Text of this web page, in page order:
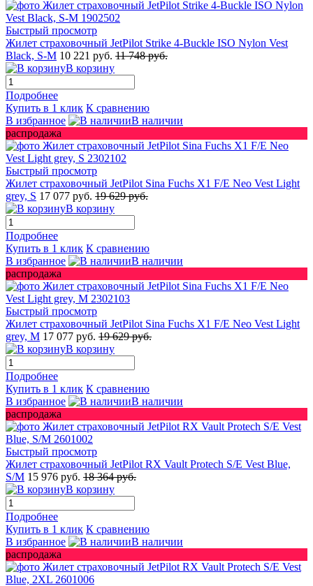
Быстрый просмотр
Жилет страховочный JetPilot Strike 4-Buckle ISO Nylon Vest
Black, S-M 10 221 руб. 11 748 руб.
В корзину
Подробнее
Купить в 1 клик К сравнению
В избранное
В наличии
распродажа
Быстрый просмотр
Жилет страховочный JetPilot Sina Fuchs X1 F/E Neo Vest Light
grey, S 17 077 руб. 19 629 руб.
В корзину
Подробнее
Купить в 1 клик К сравнению
В избранное
В наличии
распродажа
Быстрый просмотр
Жилет страховочный JetPilot Sina Fuchs X1 F/E Neo Vest Light
grey, M 17 077 руб. 19 629 руб.
В корзину
Подробнее
Купить в 1 клик К сравнению
В избранное
В наличии
распродажа
Быстрый просмотр
Жилет страховочный JetPilot RX Vault Protech S/E Vest Blue,
S/M 15 976 руб. 18 364 руб.
В корзину
Подробнее
Купить в 1 клик К сравнению
В избранное
В наличии
распродажа